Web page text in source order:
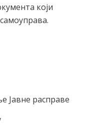
који
Јавне расправе